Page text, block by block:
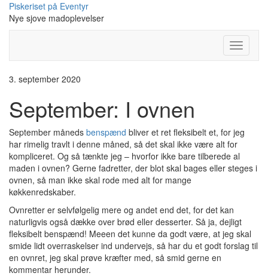
Skip
content
Piskeriset på Eventyr
Nye sjove madoplevelser
Toggle
3. september 2020
September: I ovnen
September måneds benspænd bliver et ret fleksibelt et, for jeg
har rimelig travlt i denne måned, så det skal ikke være alt for
kompliceret. Og så tænkte jeg – hvorfor ikke bare tilberede al
maden i ovnen? Gerne fadretter, der blot skal bages eller steges i
ovnen, så man ikke skal rode med alt for mange
køkkenredskaber.
Ovnretter er selvfølgelig mere og andet end det, for det kan
naturligvis også dække over brød eller desserter. Så ja, dejligt
fleksibelt benspænd! Meeen det kunne da godt være, at jeg skal
smide lidt overraskelser ind undervejs, så har du et godt forslag til
en ovnret, jeg skal prøve kræfter med, så smid gerne en
kommentar herunder.